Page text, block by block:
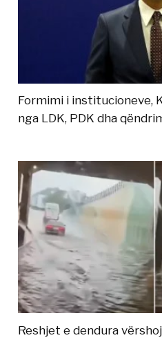
Formimi i institucioneve,
nga LDK, PDK dha
Reshjet e dendura